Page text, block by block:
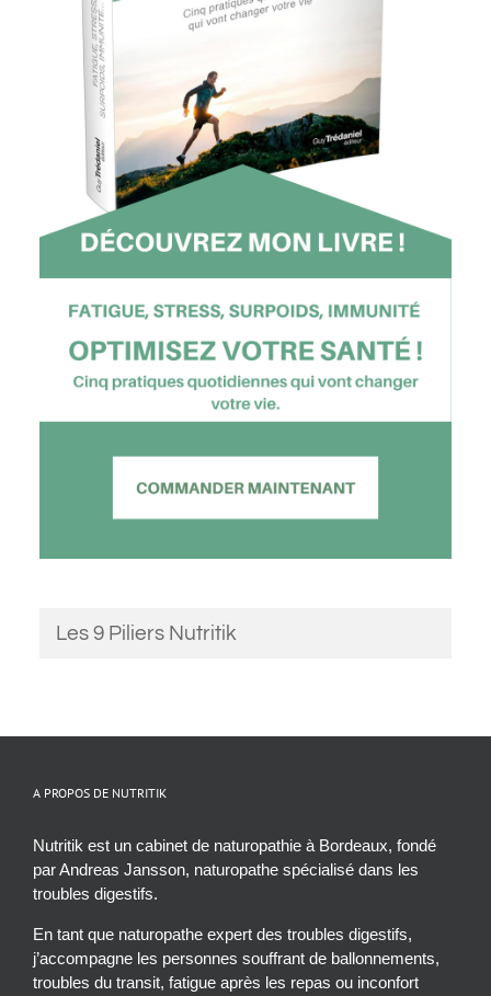
Les 9 Piliers Nutritik
A PROPOS DE NUTRITIK
Nutritik est un cabinet de naturopathie à Bordeaux, fondé
par Andreas Jansson, naturopathe spécialisé dans les
troubles digestifs.
En tant que naturopathe expert des troubles digestifs,
j’accompagne les personnes souffrant de ballonnements,
troubles du transit, fatigue après les repas ou inconfort